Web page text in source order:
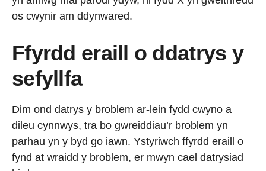
os cwynir am ddynwared.
Ffyrdd eraill o ddatrys y
sefyllfa
Dim ond datrys y broblem ar-lein fydd cwyno a
dileu cynnwys, tra bo gwreiddiau’r broblem yn
parhau yn y byd go iawn. Ystyriwch ffyrdd eraill o
fynd at wraidd y broblem, er mwyn cael datrysiad